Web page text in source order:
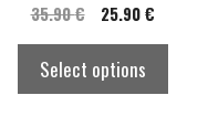
0
o
o
5
35.90€ 25.90€
Select options